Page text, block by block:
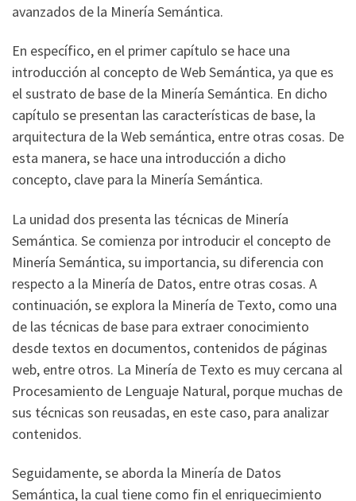
avanzados de la Minería Semántica.
En específico, en el primer capítulo se hace una
introducción al concepto de Web Semántica, ya que es
el sustrato de base de la Minería Semántica. En dicho
capítulo se presentan las características de base, la
arquitectura de la Web semántica, entre otras cosas. De
esta manera, se hace una introducción a dicho
concepto, clave para la Minería Semántica.
La unidad dos presenta las técnicas de Minería
Semántica. Se comienza por introducir el concepto de
Minería Semántica, su importancia, su diferencia con
respecto a la Minería de Datos, entre otras cosas. A
continuación, se explora la Minería de Texto, como una
de las técnicas de base para extraer conocimiento
desde textos en documentos, contenidos de páginas
web, entre otros. La Minería de Texto es muy cercana al
Procesamiento de Lenguaje Natural, porque muchas de
sus técnicas son reusadas, en este caso, para analizar
contenidos.
Seguidamente, se aborda la Minería de Datos
Semántica, la cual tiene como fin el enriquecimiento